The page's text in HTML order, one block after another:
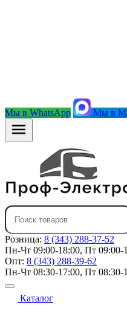
Мы в WhatsApp Мы в
Розница: 8 (343) 288-37-52
Пн-Чт 09:00-18:00, Пт 09:00-
Опт: 8 (343) 288-39-62
Пн-Чт 08:30-17:00, Пт 08:30-
Каталог